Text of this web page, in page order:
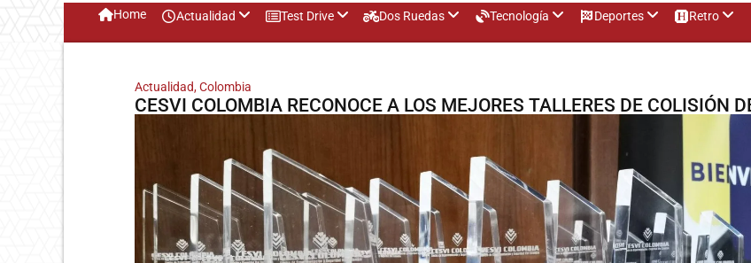
Home Actualidad Test Drive Dos Ruedas Tecnología Deportes Retro
Actualidad,Colombia
CESVI COLOMBIA RECONOCE A LOS MEJORES TALLERES DE COLISIÓN